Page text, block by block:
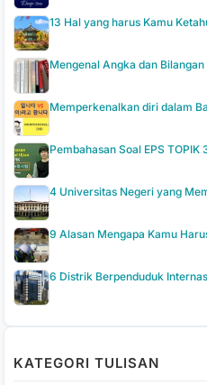
13 Hal yang harus Kamu
Mengenal Angka dan
Memperkenalkan diri dalam
Pembahasan Soal EPS TOPIK
4 Universitas Negeri yang
9 Alasan Mengapa Kamu
6 Distrik Berpenduduk
KATEGORI TULISAN